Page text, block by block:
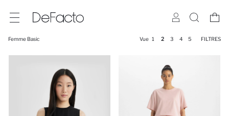
Femme Basic Vue 1 2 3 4 5 FILTRES